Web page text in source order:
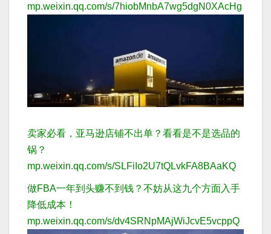
mp.weixin.qq.com/s/7hiobMnbA7wg5dgN0XAcHg
卖家必看，亚马逊店铺不出单？看看是不是选品的
锅？
mp.weixin.qq.com/s/SLFiIo2U7tQLvkFA8BAaKQ
做FBA一年到头赚不到钱？不妨从这九个方面入手
降低成本！
mp.weixin.qq.com/s/dv4SRNpMAjWiJcvE5vcppQ